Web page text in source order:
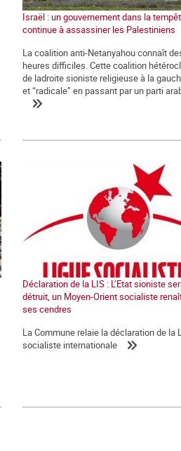
Israël : un gouvernement dans la
continue à assassiner les Palestiniens
La coalition anti-Netanyahou connaît
heures difficiles. Cette coalition
de ladroite sioniste religieuse à la
et “radicale” en passant par un parti
Déclaration de la LIS : L’Etat sioniste
détruit, un Moyen-Orient socialiste
ses cendres
La Commune relaie la déclaration de la
socialiste internationale